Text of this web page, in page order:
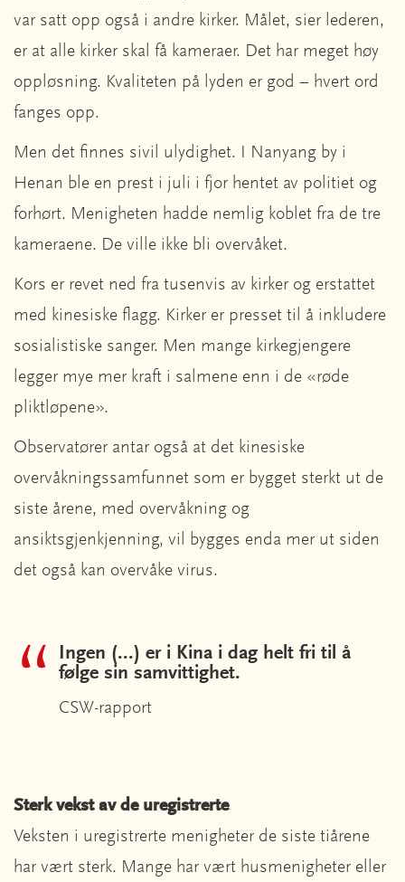
var satt opp også i andre kirker. Målet, sier lederen,
er at alle kirker skal få kameraer. Det har meget høy
oppløsning. Kvaliteten på lyden er god – hvert ord
fanges opp.
Men det finnes sivil ulydighet. I Nanyang by i
Henan ble en prest i juli i fjor hentet av politiet og
forhørt. Menigheten hadde nemlig koblet fra de tre
kameraene. De ville ikke bli overvåket.
Kors er revet ned fra tusenvis av kirker og erstattet
med kinesiske flagg. Kirker er presset til å inkludere
sosialistiske sanger. Men mange kirkegjengere
legger mye mer kraft i salmene enn i de «røde
pliktløpene».
Observatører antar også at det kinesiske
overvåkningssamfunnet som er bygget sterkt ut de
siste årene, med overvåkning og
ansiktsgjenkjenning, vil bygges enda mer ut siden
det også kan overvåke virus.
Ingen (...) er i Kina i dag helt fri til å
følge sin samvittighet.
CSW-rapport
Sterk vekst av de uregistrerte
Veksten i uregistrerte menigheter de siste tiårene
har vært sterk. Mange har vært husmenigheter eller